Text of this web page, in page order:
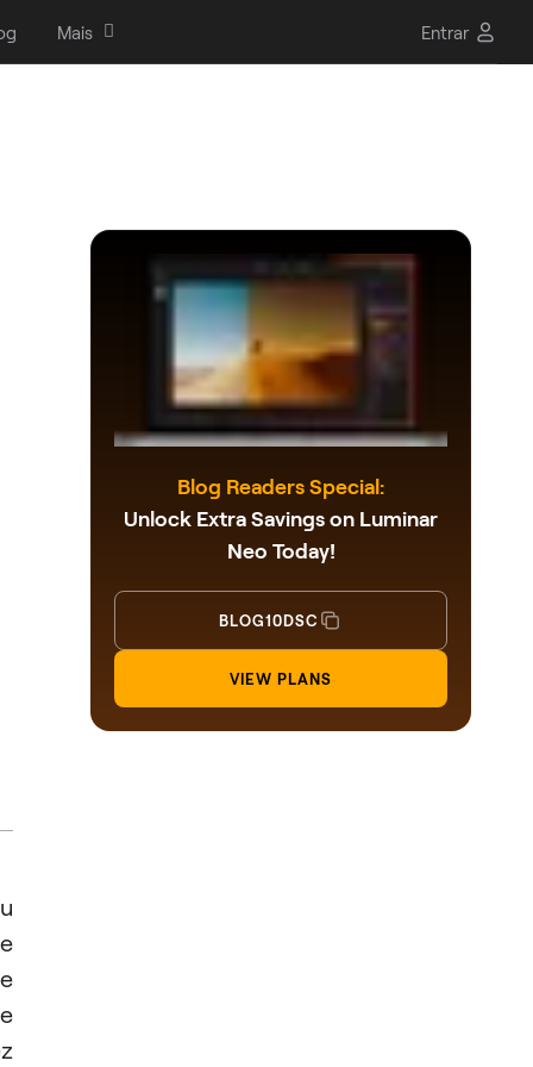
Mais Entrar
Blog Readers Special:
Unlock Extra Savings on Luminar
Neo Today!
BLOG10DSC
VIEW PLANS